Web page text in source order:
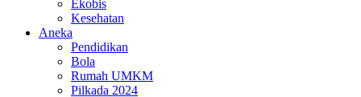
Ekobis
Kesehatan
Aneka
Pendidikan
Bola
Rumah UMKM
Pilkada 2024